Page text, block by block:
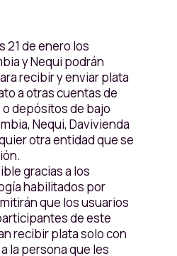
21 de enero los
y Nequi podrán
recibir y enviar plata
a otras cuentas de
depósitos de bajo
Nequi, Davivienda
otra entidad que se
gracias a los
habilitados por
que los usuarios
de este
recibir plata solo con
la persona que les